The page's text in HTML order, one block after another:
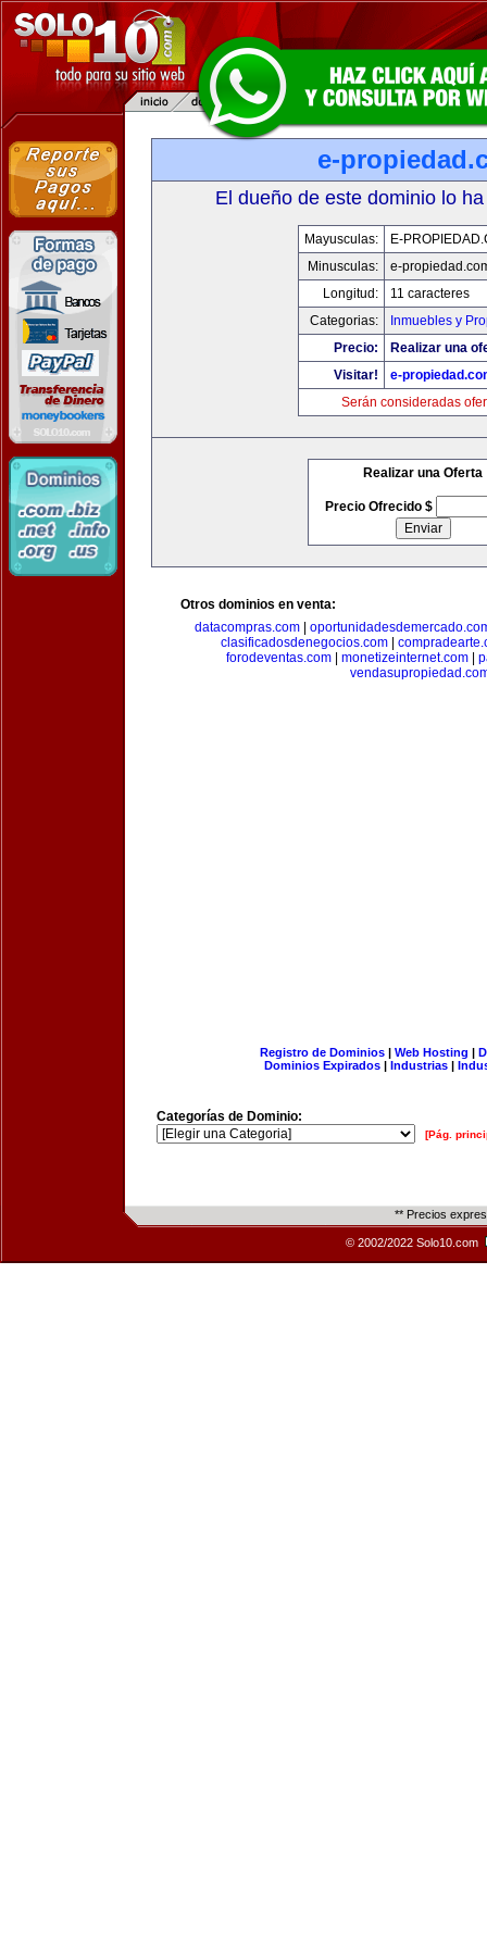
e-
El dueño de este dominio lo
Mayusculas:
E-
Minusculas:
e-
Longitud:
11 caracteres
Categorias:
Inmuebles y
Precio:
Realizar una
Visitar!
e-
Serán consideradas
Realizar una Oferta
Precio Ofrecido $
Otros dominios en venta:
datacompras.com
clasificadosdenegocios.com|
forodeventas.com| monetizeinternet.com|
Registro de Dominios| Web Hosting |
Dominios Expirados | Industrias |
Categorías de Dominio:
[Pág.
** Precios
© 2002/2022 Solo10.com